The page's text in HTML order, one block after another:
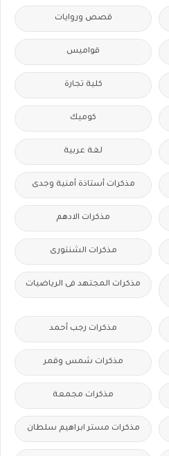
قصص وروايات
قواميس
كلية تجارة
كوميك
لغة عربية
مذكرات أستاذة أمنية وجدى
مذكرات الادهم
مذكرات الشنتورى
مذكرات المجتهد فى الرياضيات
مذكرات رجب أحمد
مذكرات شمس وقمر
مذكرات مجمعة
مذكرات مستر ابراهيم سلطان